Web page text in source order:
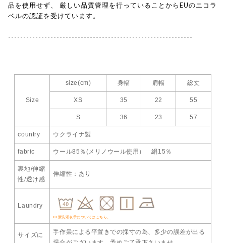
品を使用せず、 厳しい品質管理を行っていることからEUのエコラ
ベルの認証を受けています。
-------------------------------------------------------------
Size
size(cm) 身幅 肩幅 総丈
XS 35 22 55
S 36 23 57
country ウクライナ製
fabric ウール85％(メリノウール使用） 絹15％
裏地/伸縮
性/透け感
伸縮性：あり
Laundry
>>新洗濯表示についてはこちら。
サイズに
手作業による平置きでの採寸の為、多少の誤差が出る